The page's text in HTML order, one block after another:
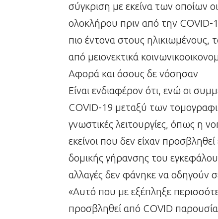
σύγκριση με εκείνα των οποίων
ολοκλήρου πριν από την COVID-
πιο έντονα στους ηλικιωμένους,
από μειονεκτικά
Αφορά και όσους δε νόσησαν
Είναι ενδιαφέρον ότι, ενώ οι
COVID-19 μεταξύ των
γνωστικές λειτουργίες, όπως η
εκείνοι που δεν είχαν
δομικής γήρανσης του
αλλαγές δεν φάνηκε να οδηγούν
«Αυτό που με εξέπληξε
προσβληθεί από COVID